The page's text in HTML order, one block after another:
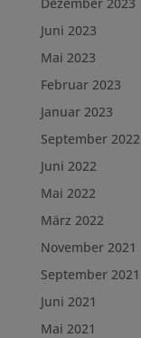
Juni 2023
Mai 2023
Februar 2023
Januar 2023
September 2022
Juni 2022
Mai 2022
März 2022
November 2021
September 2021
Juni 2021
Mai 2021